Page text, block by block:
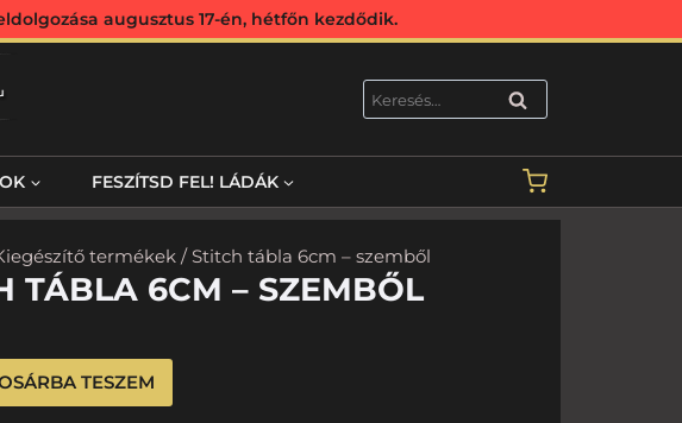
augusztus 17-én, hétfőn kezdődik.
KERESÉS
FESZÍTSD FEL! LÁDÁK
termékek/ Stitch tábla 6cm – szemből
TÁBLA 6CM – SZEMBŐL
TESZEM